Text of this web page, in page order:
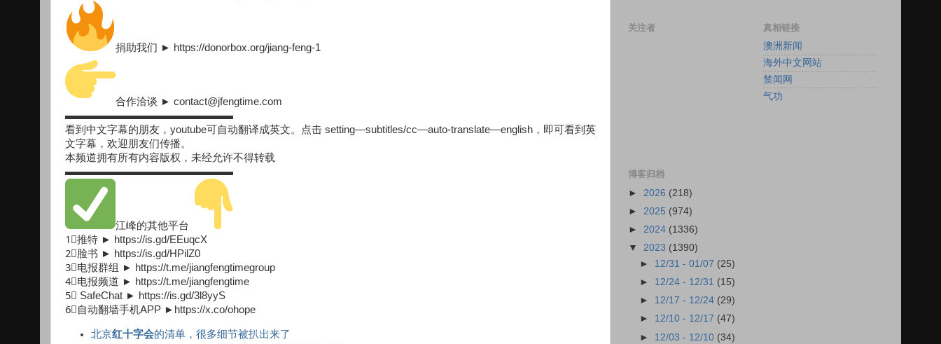
捐助我们 ► https://donorbox.org/jiang-feng-1
合作洽谈 ► contact@jfengtime.com
▬▬▬▬▬▬▬▬▬▬▬▬▬▬▬▬
看到中文字幕的朋友，youtube可自动翻译成英文。点击 setting—subtitles/cc—auto-translate—english，即可看到英
文字幕，欢迎朋友们传播。
本频道拥有所有内容版权，未经允许不得转载
▬▬▬▬▬▬▬▬▬▬▬▬▬▬▬▬
江峰的其他平台
1⃣推特 ► https://is.gd/EEuqcX
2⃣脸书 ► https://is.gd/HPilZ0
3⃣电报群组 ► https://t.me/jiangfengtimegroup
4⃣电报频道 ► https://t.me/jiangfengtime
5⃣ SafeChat ► https://is.gd/3l8yyS
6⃣自动翻墙手机APP ►https://x.co/ohope
北京红十字会的清单，很多细节被扒出来了
关注者
真相链接
澳洲新闻
海外中文网站
禁闻网
气功
博客归档
► 2026 (218)
► 2025 (974)
► 2024 (1336)
▼ 2023 (1390)
► 12/31 - 01/07 (25)
► 12/24 - 12/31 (15)
► 12/17 - 12/24 (29)
► 12/10 - 12/17 (47)
► 12/03 - 12/10 (34)